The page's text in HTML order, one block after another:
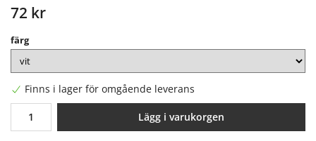
72 kr
färg
Finns i lager för omgående leverans
Lägg i varukorgen